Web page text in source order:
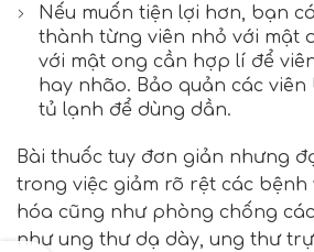
Nếu muốn tiện lợi hơn, bạn
thành từng viên nhỏ với mật
với mật ong cần hợp lí để
hay nhão. Bảo quản các viên
tủ lạnh để dùng dần.
Bài thuốc tuy đơn giản nhưng
trong việc giảm rõ rệt các bệnh
hóa cũng như phòng chống
như ung thư dạ dày, ung thư